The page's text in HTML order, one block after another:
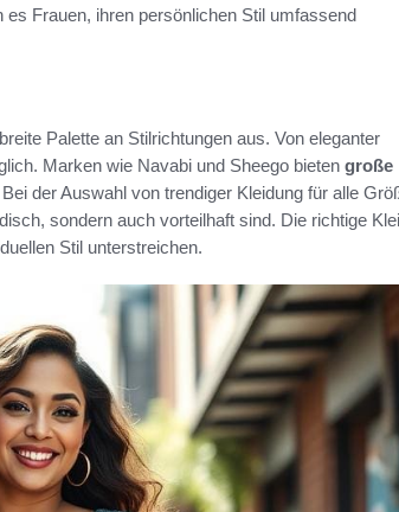
es Frauen, ihren persönlichen Stil umfassend
Palette an Stilrichtungen aus. Von eleganter
Marken wie Navabi und Sheego bieten große
der Auswahl von trendiger Kleidung für alle
sondern auch vorteilhaft sind. Die richtige
Stil unterstreichen.